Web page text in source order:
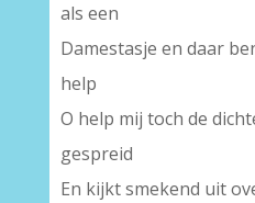
als een
Damestasje en daar
help
O help mij toch de
gespreid
En kijkt smekend uit